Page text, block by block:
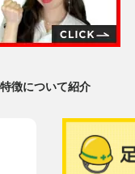
徴について紹介